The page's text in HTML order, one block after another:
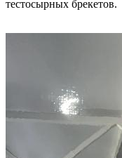
тестосырных брекетов.